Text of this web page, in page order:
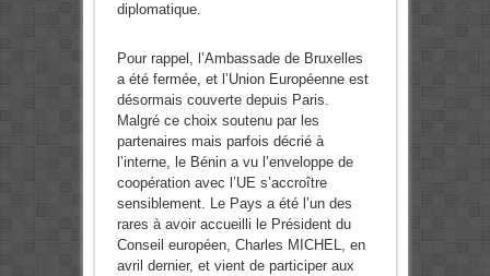
diplomatique.
Pour rappel, l’Ambassade de Bruxelles
a été fermée, et l’Union Européenne est
désormais couverte depuis Paris.
Malgré ce choix soutenu par les
partenaires mais parfois décrié à
l’interne, le Bénin a vu l’enveloppe de
coopération avec l’UE s’accroître
sensiblement. Le Pays a été l’un des
rares à avoir accueilli le Président du
Conseil européen, Charles MICHEL, en
avril dernier, et vient de participer aux